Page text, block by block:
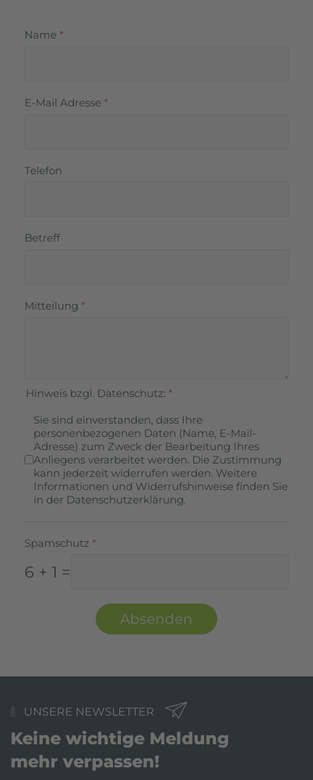
Name *
E-Mail Adresse *
Telefon
Betreff
Mitteilung *
Hinweis bzgl. Datenschutz: *
Sie sind einverstanden, dass Ihre
personenbezogenen Daten (Name, E-Mail-
Adresse) zum Zweck der Bearbeitung Ihres
Anliegens verarbeitet werden. Die Zustimmung
kann jederzeit widerrufen werden. Weitere
Informationen und Widerrufshinweise finden Sie
in der Datenschutzerklärung.
Spamschutz *
6 + 1 =
Absenden
UNSERE NEWSLETTER
Keine wichtige Meldung
mehr verpassen!